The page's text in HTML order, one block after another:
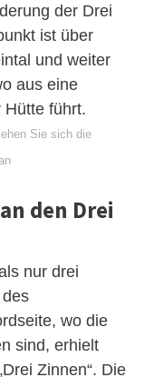
der Drei
ist über
und weiter
aus eine
Hütte führt.
Sie sich die
den Drei
nur drei
wo die
sind, erhielt
Zinnen“. Die